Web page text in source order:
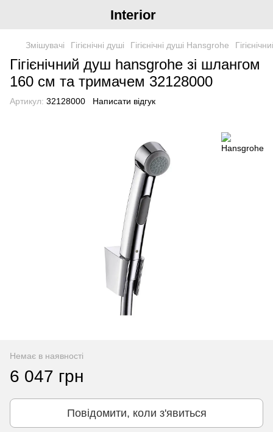
Interior
Змішувачі Гігієнічні душі Гігієнічні душі Hansgrohe
Гігієнічний душ hansgrohe зі шлангом
160 см та тримачем 32128000
Артикул: 32128000 Написати відгук
Немає в наявності
6 047 грн
Повідомити, коли з'явиться